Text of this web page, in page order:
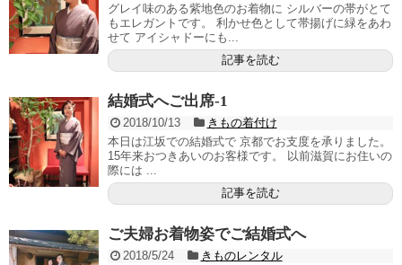
グレイ味のある紫地色のお着物に シルバーの帯がとて
もエレガントです。 利かせ色として帯揚げに緑をあわ
せて アイシャドーにも...
記事を読む
結婚式へご出席‐1
2018/10/13
きもの着付け
本日は江坂での結婚式で 京都でお支度を承りました。
15年来おつきあいのお客様です。 以前滋賀にお住いの
際には ...
記事を読む
ご夫婦お着物姿でご結婚式へ
2018/5/24
きものレンタル